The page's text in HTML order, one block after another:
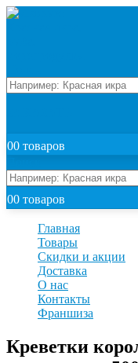
00 товаров
00 товаров
Главная
Товары
Скидки и акции
Доставка
О нас
Контакты
Франшиза
Креветки